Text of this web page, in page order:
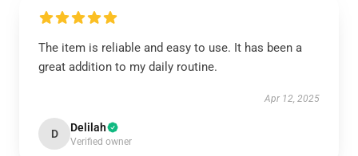
The item is reliable and easy to use. It has been a
great addition to my daily routine.
Apr 12, 2025
D Delilah
Verified owner